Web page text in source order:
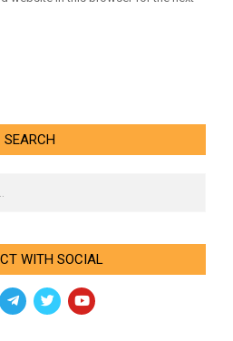
SEARCH
WITH SOCIAL